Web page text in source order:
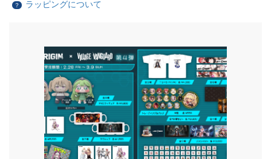
？ ラッピングについて